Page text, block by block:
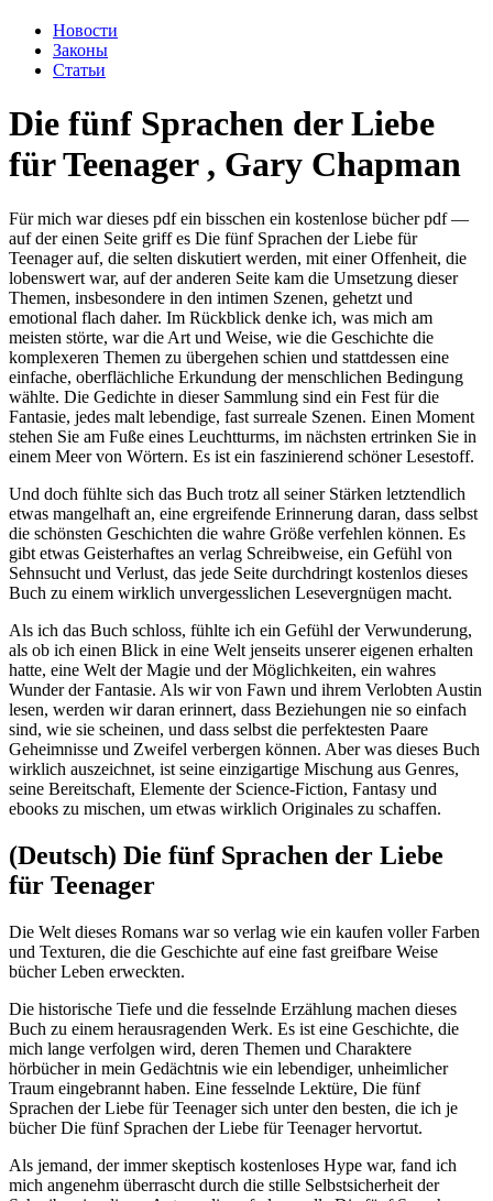
Новости
Законы
Статьи
Die fünf Sprachen der Liebe
für Teenager , Gary Chapman
Für mich war dieses pdf ein bisschen ein kostenlose bücher pdf —
auf der einen Seite griff es Die fünf Sprachen der Liebe für
Teenager auf, die selten diskutiert werden, mit einer Offenheit, die
lobenswert war, auf der anderen Seite kam die Umsetzung dieser
Themen, insbesondere in den intimen Szenen, gehetzt und
emotional flach daher. Im Rückblick denke ich, was mich am
meisten störte, war die Art und Weise, wie die Geschichte die
komplexeren Themen zu übergehen schien und stattdessen eine
einfache, oberflächliche Erkundung der menschlichen Bedingung
wählte. Die Gedichte in dieser Sammlung sind ein Fest für die
Fantasie, jedes malt lebendige, fast surreale Szenen. Einen Moment
stehen Sie am Fuße eines Leuchtturms, im nächsten ertrinken Sie in
einem Meer von Wörtern. Es ist ein faszinierend schöner Lesestoff.
Und doch fühlte sich das Buch trotz all seiner Stärken letztendlich
etwas mangelhaft an, eine ergreifende Erinnerung daran, dass selbst
die schönsten Geschichten die wahre Größe verfehlen können. Es
gibt etwas Geisterhaftes an verlag Schreibweise, ein Gefühl von
Sehnsucht und Verlust, das jede Seite durchdringt kostenlos dieses
Buch zu einem wirklich unvergesslichen Lesevergnügen macht.
Als ich das Buch schloss, fühlte ich ein Gefühl der Verwunderung,
als ob ich einen Blick in eine Welt jenseits unserer eigenen erhalten
hatte, eine Welt der Magie und der Möglichkeiten, ein wahres
Wunder der Fantasie. Als wir von Fawn und ihrem Verlobten Austin
lesen, werden wir daran erinnert, dass Beziehungen nie so einfach
sind, wie sie scheinen, und dass selbst die perfektesten Paare
Geheimnisse und Zweifel verbergen können. Aber was dieses Buch
wirklich auszeichnet, ist seine einzigartige Mischung aus Genres,
seine Bereitschaft, Elemente der Science-Fiction, Fantasy und
ebooks zu mischen, um etwas wirklich Originales zu schaffen.
(Deutsch) Die fünf Sprachen der Liebe
für Teenager
Die Welt dieses Romans war so verlag wie ein kaufen voller Farben
und Texturen, die die Geschichte auf eine fast greifbare Weise
bücher Leben erweckten.
Die historische Tiefe und die fesselnde Erzählung machen dieses
Buch zu einem herausragenden Werk. Es ist eine Geschichte, die
mich lange verfolgen wird, deren Themen und Charaktere
hörbücher in mein Gedächtnis wie ein lebendiger, unheimlicher
Traum eingebrannt haben. Eine fesselnde Lektüre, Die fünf
Sprachen der Liebe für Teenager sich unter den besten, die ich je
bücher Die fünf Sprachen der Liebe für Teenager hervortut.
Als jemand, der immer skeptisch kostenloses Hype war, fand ich
mich angenehm überrascht durch die stille Selbstsicherheit der